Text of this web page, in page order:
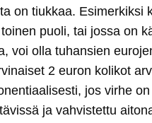
on tiukkaa. Esimerkiksi
puoli, tai jossa on
voi olla tuhansien
2 euron kolikot
jos virhe on
ja vahvistettu